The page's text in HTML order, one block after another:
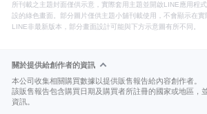
所刊載之主題封面僅供示意，實際套用主題並開啟LINE應用程
設的綠色畫面。部分圖片僅供主題小舖刊載使用，不會顯示在
LINE非最新版本，部分畫面設計可能與下方示意圖有所不同。
關於提供給創作者的資訊
本公司收集相關購買數據以提供販售報告給內容創作者。
該販售報告包含購買日期及購買者所註冊的國家或地區，
資訊。